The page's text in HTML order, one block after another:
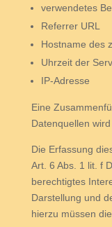
verwendetes
Referrer URL
Hostname des
Uhrzeit der
IP-Adresse
Eine
Datenquellen
Die Erfassung
Art. 6 Abs. 1 lit. f
berechtigtes
Darstellung und
hierzu müssen